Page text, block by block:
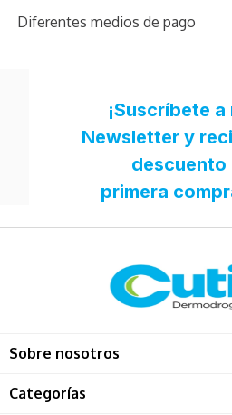
Diferentes medios de pago
Sobre nosotros
Quienes somos
Categorías